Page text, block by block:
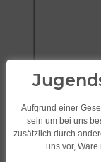
Aufgrund einer
sein um bei uns
zusätzlich durch
uns vor,